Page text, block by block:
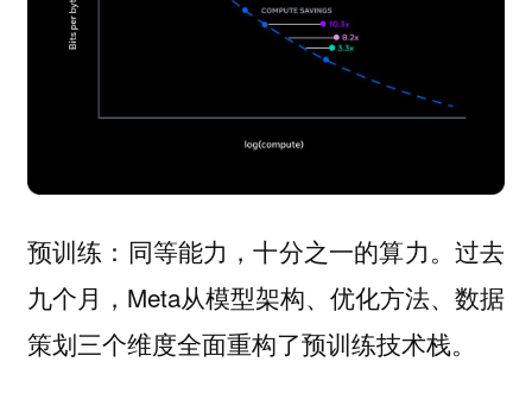
预训练：同等能力，十分之一的算力。 过去
九个月，Meta从模型架构、优化方法、数据
策划三个维度全面重构了预训练技术栈。